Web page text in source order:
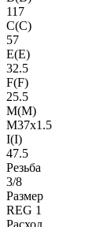
117
C(C)
57
E(E)
32.5
F(F)
25.5
M(M)
M37x1.5
I(I)
47.5
Резьба
3/8
Размер
REG 1
Расход